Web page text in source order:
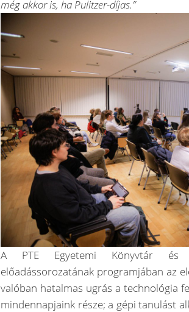
még akkor is, ha Pulitzer-díjas.”
A PTE Egyetemi Könyvtár és
előadássorozatának programjában az
valóban hatalmas ugrás a technológia
mindennapjaink része; a gépi tanulást